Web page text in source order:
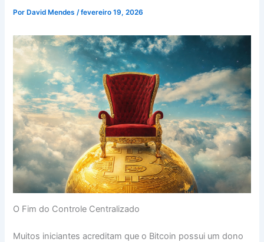
Por David Mendes/fevereiro 19, 2026
O Fim do Controle Centralizado
Muitos iniciantes acreditam que o Bitcoin possui um dono